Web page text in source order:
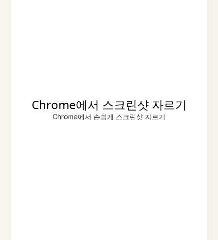
Chrome에서 스크린샷 자르기
Chrome에서 손쉽게 스크린샷 자르기